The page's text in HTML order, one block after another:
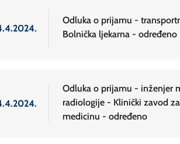
Odluka o prijamu -
Bolnička ljekarna - određeno
Odluka o prijamu - inženjer
radiologije - Klinički zavod
medicinu - određeno